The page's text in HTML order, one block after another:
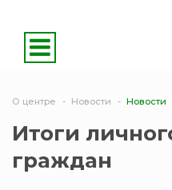
О центре Новости Новости
Итоги
граждан